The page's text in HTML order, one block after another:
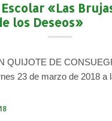
Escolar «Las
los Deseos»
QUIJOTE DE
23 de marzo de 2018 a